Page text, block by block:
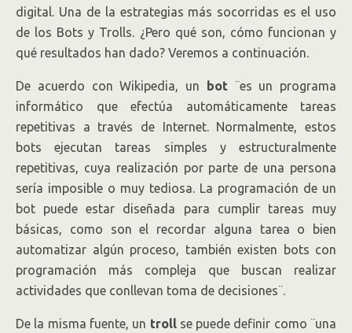
digital. Una de la estrategias más socorridas es el uso
de los Bots y Trolls. ¿Pero qué son, cómo funcionan y
qué resultados han dado? Veremos a continuación.
De acuerdo con Wikipedia, un bot¨es un programa
informático que efectúa automáticamente tareas
repetitivas a través de Internet. Normalmente, estos
bots ejecutan tareas simples y estructuralmente
repetitivas, cuya realización por parte de una persona
sería imposible o muy tediosa. La programación de un
bot puede estar diseñada para cumplir tareas muy
básicas, como son el recordar alguna tarea o bien
automatizar algún proceso, también existen bots con
programación más compleja que buscan realizar
actividades que conllevan toma de decisiones¨.
De la misma fuente, un trollse puede definir como ¨una